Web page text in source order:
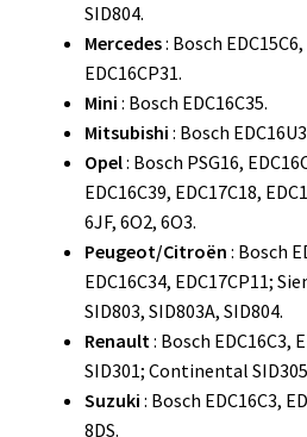
SID804.
Mercedes: Bosch EDC15C6,
EDC16CP31.
Mini : Bosch EDC16C35.
Mitsubishi : Bosch
Opel: Bosch PSG16,
EDC16C39, EDC17C18,
6JF, 6O2, 6O3.
Peugeot/Citroën : Bosch
EDC16C34, EDC17CP11;
SID803, SID803A, SID804.
Renault: Bosch EDC16C3,
SID301; Continental
Suzuki : Bosch EDC16C3,
8DS.